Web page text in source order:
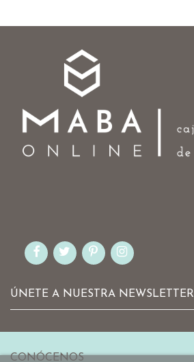
ÚNETE A NUESTRA NEWSLETTER
CONÓCENOS